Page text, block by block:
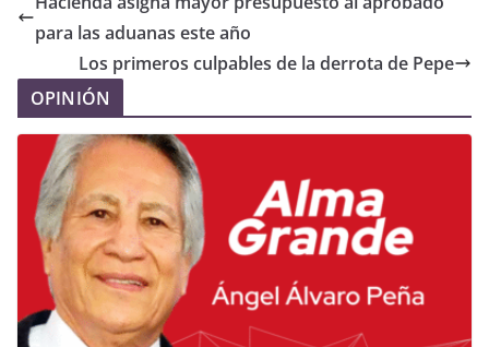
para las aduanas este año
Los primeros culpables de la derrota de Pepe
OPINIÓN